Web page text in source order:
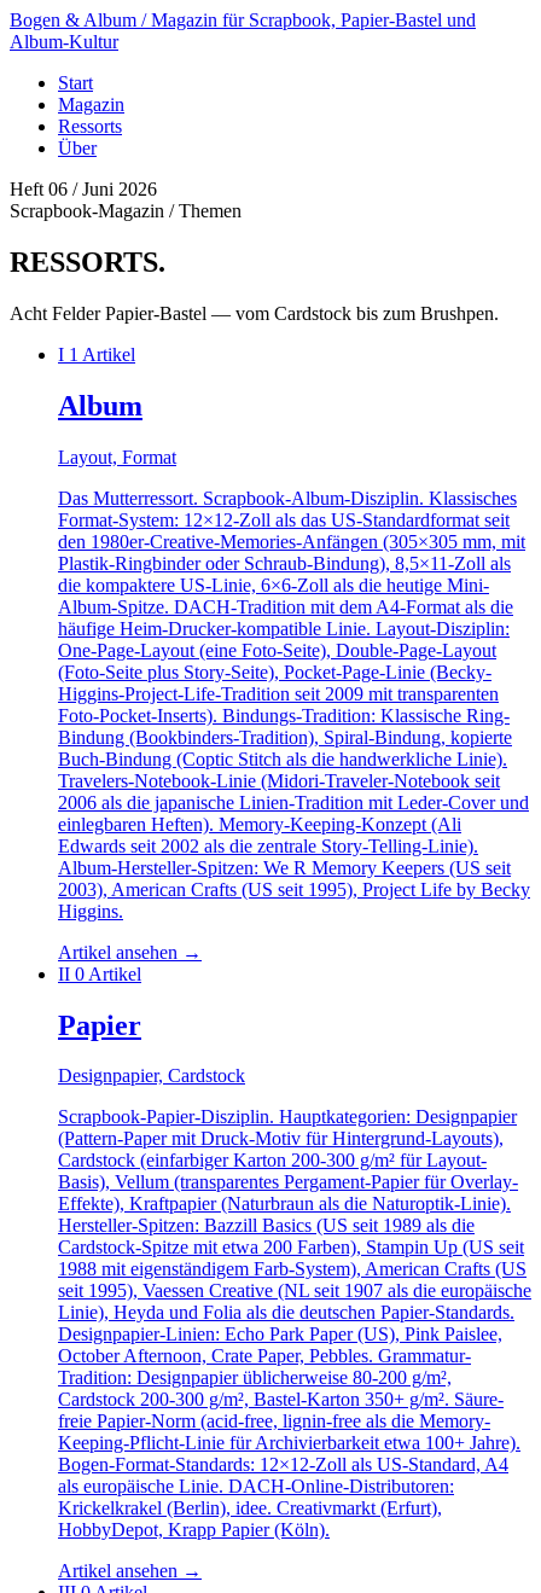
Bogen & Album / Magazin für Scrapbook, Papier-Bastel und
Album-Kultur
Start
Magazin
Ressorts
Über
Heft 06 / Juni 2026
Scrapbook-Magazin / Themen
RESSORTS.
Acht Felder Papier-Bastel — vom Cardstock bis zum Brushpen.
I 1 Artikel
Album
Layout, Format
Das Mutterressort. Scrapbook-Album-Disziplin. Klassisches
Format-System: 12×12-Zoll als das US-Standardformat seit
den 1980er-Creative-Memories-Anfängen (305×305 mm, mit
Plastik-Ringbinder oder Schraub-Bindung), 8,5×11-Zoll als
die kompaktere US-Linie, 6×6-Zoll als die heutige Mini-
Album-Spitze. DACH-Tradition mit dem A4-Format als die
häufige Heim-Drucker-kompatible Linie. Layout-Disziplin:
One-Page-Layout (eine Foto-Seite), Double-Page-Layout
(Foto-Seite plus Story-Seite), Pocket-Page-Linie (Becky-
Higgins-Project-Life-Tradition seit 2009 mit transparenten
Foto-Pocket-Inserts). Bindungs-Tradition: Klassische Ring-
Bindung (Bookbinders-Tradition), Spiral-Bindung, kopierte
Buch-Bindung (Coptic Stitch als die handwerkliche Linie).
Travelers-Notebook-Linie (Midori-Traveler-Notebook seit
2006 als die japanische Linien-Tradition mit Leder-Cover und
einlegbaren Heften). Memory-Keeping-Konzept (Ali
Edwards seit 2002 als die zentrale Story-Telling-Linie).
Album-Hersteller-Spitzen: We R Memory Keepers (US seit
2003), American Crafts (US seit 1995), Project Life by Becky
Higgins.
Artikel ansehen →
II 0 Artikel
Papier
Designpapier, Cardstock
Scrapbook-Papier-Disziplin. Hauptkategorien: Designpapier
(Pattern-Paper mit Druck-Motiv für Hintergrund-Layouts),
Cardstock (einfarbiger Karton 200-300 g/m² für Layout-
Basis), Vellum (transparentes Pergament-Papier für Overlay-
Effekte), Kraftpapier (Naturbraun als die Naturoptik-Linie).
Hersteller-Spitzen: Bazzill Basics (US seit 1989 als die
Cardstock-Spitze mit etwa 200 Farben), Stampin Up (US seit
1988 mit eigenständigem Farb-System), American Crafts (US
seit 1995), Vaessen Creative (NL seit 1907 als die europäische
Linie), Heyda und Folia als die deutschen Papier-Standards.
Designpapier-Linien: Echo Park Paper (US), Pink Paislee,
October Afternoon, Crate Paper, Pebbles. Grammatur-
Tradition: Designpapier üblicherweise 80-200 g/m²,
Cardstock 200-300 g/m², Bastel-Karton 350+ g/m². Säure-
freie Papier-Norm (acid-free, lignin-free als die Memory-
Keeping-Pflicht-Linie für Archivierbarkeit etwa 100+ Jahre).
Bogen-Format-Standards: 12×12-Zoll als US-Standard, A4
als europäische Linie. DACH-Online-Distributoren:
Krickelkrakel (Berlin), idee. Creativmarkt (Erfurt),
HobbyDepot, Krapp Papier (Köln).
Artikel ansehen →